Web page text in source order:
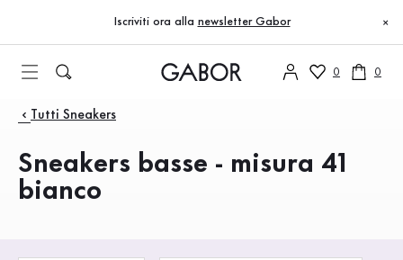
Vai al contenuto principale
Vai alla navigazione principale
Iscriviti ora alla newsletter Gabor ×
0 0
Prodotti
Tutti Sneakers
Sneakers basse - misura 41
bianco